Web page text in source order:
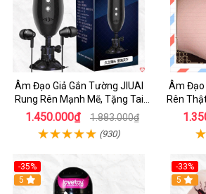
Âm Đạo Giả Gắn Tường JIUAI
Rung Rên Mạnh Mẽ, Tặng Tai
Nghe
1.450.000₫ 1.883.000₫
(930)
Âm Đạo
Rên
-35%
5
-33%
5